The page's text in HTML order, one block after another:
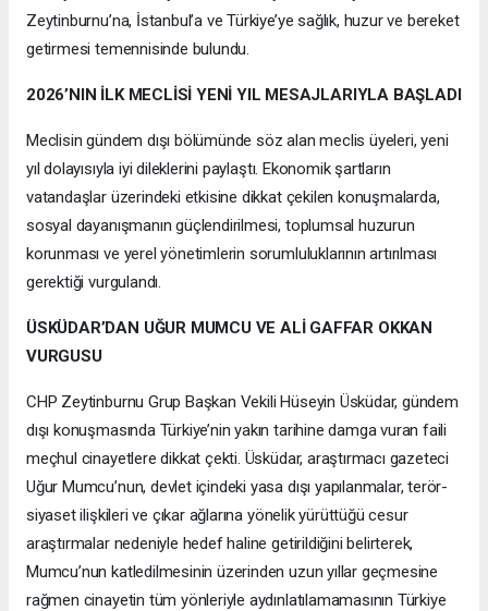
Zeytinburnu’na, İstanbul’a ve Türkiye’ye sağlık, huzur ve bereket
getirmesi temennisinde bulundu.
2026’NIN İLK MECLİSİ YENİ YIL MESAJLARIYLA BAŞLADI
Meclisin gündem dışı bölümünde söz alan meclis üyeleri, yeni
yıl dolayısıyla iyi dileklerini paylaştı. Ekonomik şartların
vatandaşlar üzerindeki etkisine dikkat çekilen konuşmalarda,
sosyal dayanışmanın güçlendirilmesi, toplumsal huzurun
korunması ve yerel yönetimlerin sorumluluklarının artırılması
gerektiği vurgulandı.
ÜSKÜDAR’DAN UĞUR MUMCU VE ALİ GAFFAR OKKAN
VURGUSU
CHP Zeytinburnu Grup Başkan Vekili Hüseyin Üsküdar, gündem
dışı konuşmasında Türkiye’nin yakın tarihine damga vuran faili
meçhul cinayetlere dikkat çekti. Üsküdar, araştırmacı gazeteci
Uğur Mumcu’nun, devlet içindeki yasa dışı yapılanmalar, terör-
siyaset ilişkileri ve çıkar ağlarına yönelik yürüttüğü cesur
araştırmalar nedeniyle hedef haline getirildiğini belirterek,
Mumcu’nun katledilmesinin üzerinden uzun yıllar geçmesine
rağmen cinayetin tüm yönleriyle aydınlatılamamasının Türkiye